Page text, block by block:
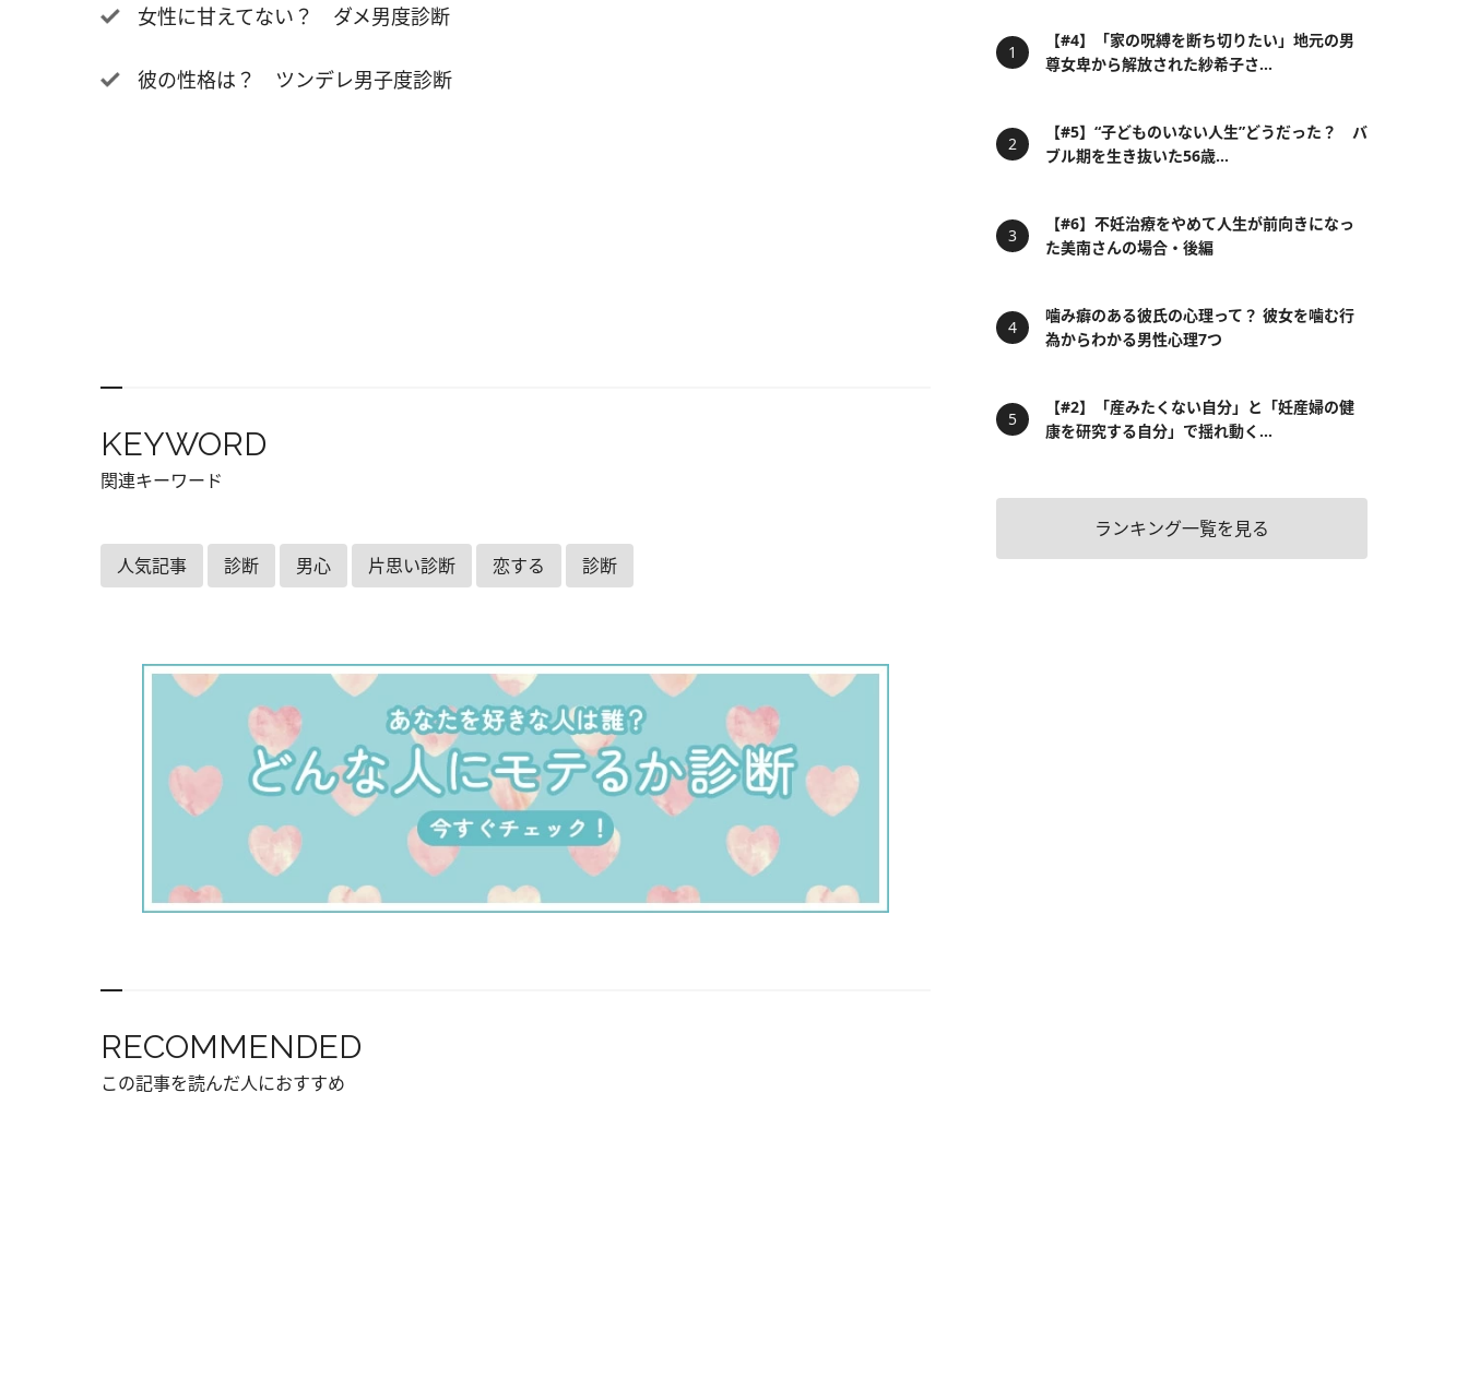
女性に甘えてない？ ダメ男度診断
彼の性格は？ ツンデレ男子度診断
KEYWORD
関連キーワード
人気記事 診断 男心 片思い診断 恋する 診断
RECOMMENDED
この記事を読んだ人におすすめ
【#4】「家の呪縛を断ち切りたい」地元の男
尊女卑から解放された紗希子さ...
【#5】“子どものいない人生”どうだった？ バ
ブル期を生き抜いた56歳...
【#6】不妊治療をやめて人生が前向きになっ
た美南さんの場合・後編
噛み癖のある彼氏の心理って？ 彼女を噛む行
為からわかる男性心理7つ
【#2】「産みたくない自分」と「妊産婦の健
康を研究する自分」で揺れ動く...
ランキング一覧を見る